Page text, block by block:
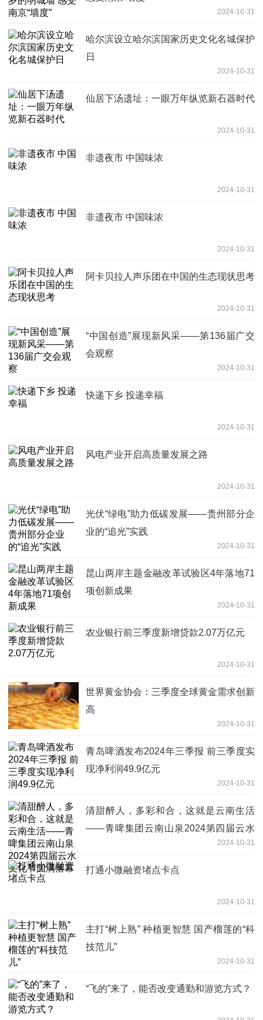
2024-10-31
哈尔滨设立哈尔滨国家历史文化名城保护
日
2024-10-31
仙居下汤遗址：一眼万年纵览新石器时代
2024-10-31
非遗夜市 中国味浓
2024-10-31
非遗夜市 中国味浓
2024-10-31
阿卡贝拉人声乐团在中国的生态现状思考
2024-10-31
“中国创造”展现新风采——第136届广交
会观察
2024-10-31
快递下乡 投递幸福
2024-10-31
风电产业开启高质量发展之路
2024-10-31
光伏“绿电”助力低碳发展——贵州部分企
业的“追光”实践
2024-10-31
昆山两岸主题金融改革试验区4年落地71
项创新成果
2024-10-31
农业银行前三季度新增贷款2.07万亿元
2024-10-31
世界黄金协会：三季度全球黄金需求创新
高
2024-10-31
青岛啤酒发布2024年三季报 前三季度实
现净利润49.9亿元
2024-10-31
清甜醉人，多彩和合，这就是云南生活
——青啤集团云南山泉2024第四届云水
2024-10-31
打通小微融资堵点卡点
2024-10-31
主打“树上熟” 种植更智慧 国产榴莲的“科
技范儿”
2024-10-31
“飞的”来了，能否改变通勤和游览方式？